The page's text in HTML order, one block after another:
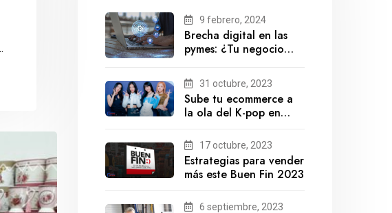
9 febrero, 2024
Brecha digital en las
pymes: ¿Tu negocio
futuro?31 octubre, 2023
Sube tu ecommerce a
la ola del K-pop en
17 octubre, 2023
Estrategias para vender
más este Buen Fin 2023
6 septiembre, 2023